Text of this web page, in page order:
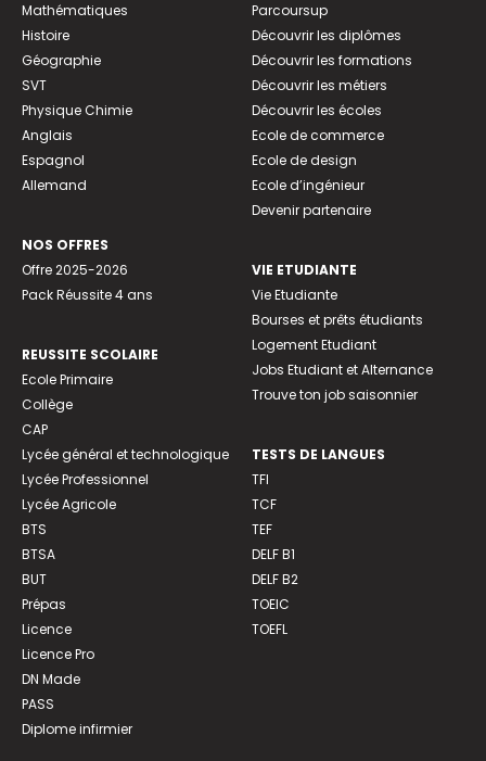
Mathématiques
Histoire
Géographie
SVT
Physique Chimie
Anglais
Espagnol
Allemand
NOS OFFRES
Offre 2025-2026
Pack Réussite 4 ans
REUSSITE SCOLAIRE
Ecole Primaire
Collège
CAP
Lycée général et technologique
Lycée Professionnel
Lycée Agricole
BTS
BTSA
BUT
Prépas
Licence
Licence Pro
DN Made
PASS
Diplome infirmier
Parcoursup
Découvrir les diplômes
Découvrir les formations
Découvrir les métiers
Découvrir les écoles
Ecole de commerce
Ecole de design
Ecole d’ingénieur
Devenir partenaire
VIE ETUDIANTE
Vie Etudiante
Bourses et prêts étudiants
Logement Etudiant
Jobs Etudiant et Alternance
Trouve ton job saisonnier
TESTS DE LANGUES
TFI
TCF
TEF
DELF B1
DELF B2
TOEIC
TOEFL